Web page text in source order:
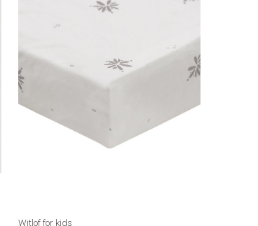
Witlof for kids